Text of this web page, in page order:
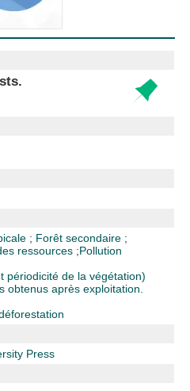
; Forêt secondaire ;
ressources ;Pollution
périodicité de la végétation)
obtenus après exploitation.
Press